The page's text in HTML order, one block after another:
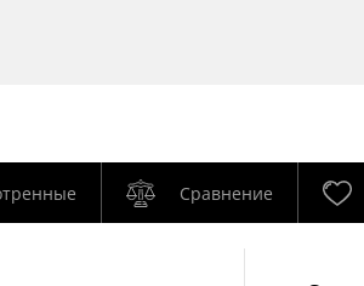
Сравнение